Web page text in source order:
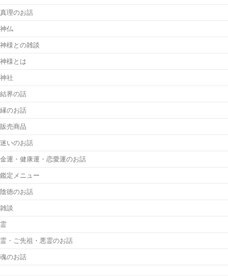
真理のお話
神仏
神様との雑談
神様とは
神社
結界の話
縁のお話
販売商品
迷いのお話
金運・健康運・恋愛運のお話
鑑定メニュー
陰徳のお話
雑談
霊
霊・ご先祖・悪霊のお話
魂のお話